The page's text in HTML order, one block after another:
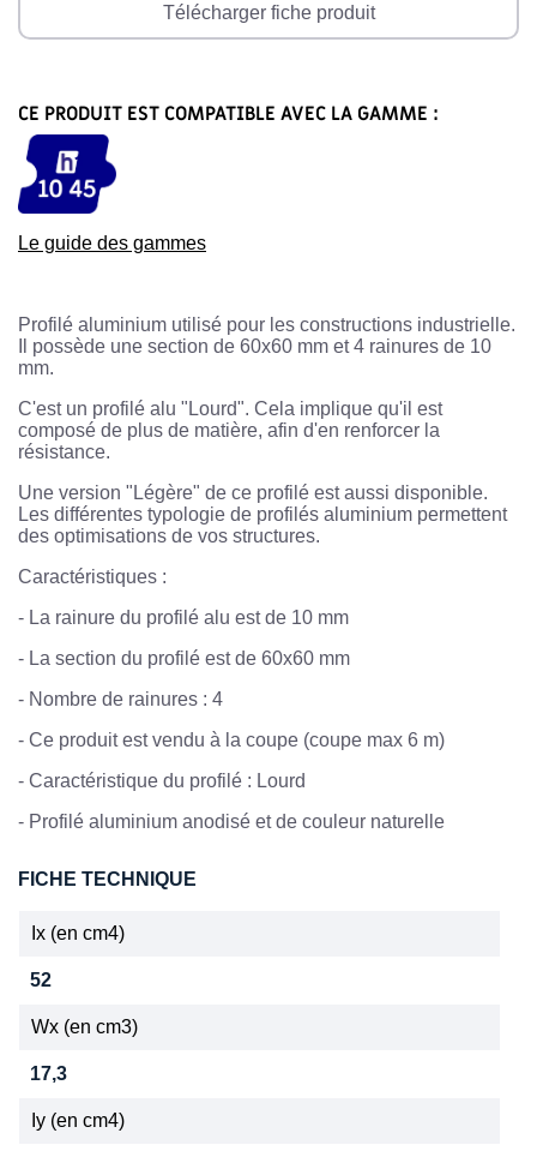
Télécharger fiche produit
CE PRODUIT EST COMPATIBLE AVEC LA GAMME :
Le guide des gammes
Profilé aluminium utilisé pour les constructions industrielle.
Il possède une section de 60x60 mm et 4 rainures de 10
mm.
C'est un profilé alu "Lourd". Cela implique qu'il est
composé de plus de matière, afin d'en renforcer la
résistance.
Une version "Légère" de ce profilé est aussi disponible.
Les différentes typologie de profilés aluminium permettent
des optimisations de vos structures.
Caractéristiques :
- La rainure du profilé alu est de 10 mm
- La section du profilé est de 60x60 mm
- Nombre de rainures : 4
- Ce produit est vendu à la coupe (coupe max 6 m)
- Caractéristique du profilé : Lourd
- Profilé aluminium anodisé et de couleur naturelle
FICHE TECHNIQUE
Ix (en cm4)
52
Wx (en cm3)
17,3
Iy (en cm4)